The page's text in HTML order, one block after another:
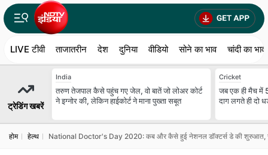
LIVE टीवी ताजातरीन देश दुनिया वीडियो सोने का भाव चांदी का भाव
ट्रेडिंग खबरें
India
तरुण तेजपाल कैसे पहुंच गए जेल, वो बातें जो लोअर कोर्ट
ने इग्नोर की, लेकिन हाईकोर्ट ने माना पुख्ता सबूत
Cricket
जब एक ही मैच में
दाग लगते ही दो
होम हेल्थ National Doctor's Day 2020: कब और कैसे हुई नेशनल डॉक्टर्स डे की शुरुआत,